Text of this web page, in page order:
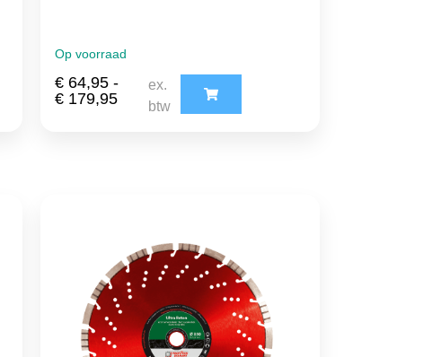
Op voorraad
€ 64,95 -
€ 179,95
ex.
btw